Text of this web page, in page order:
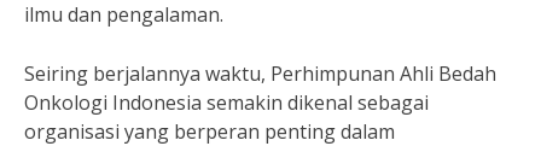
ilmu dan pengalaman.
Seiring berjalannya waktu, Perhimpunan Ahli Bedah
Onkologi Indonesia semakin dikenal sebagai
organisasi yang berperan penting dalam